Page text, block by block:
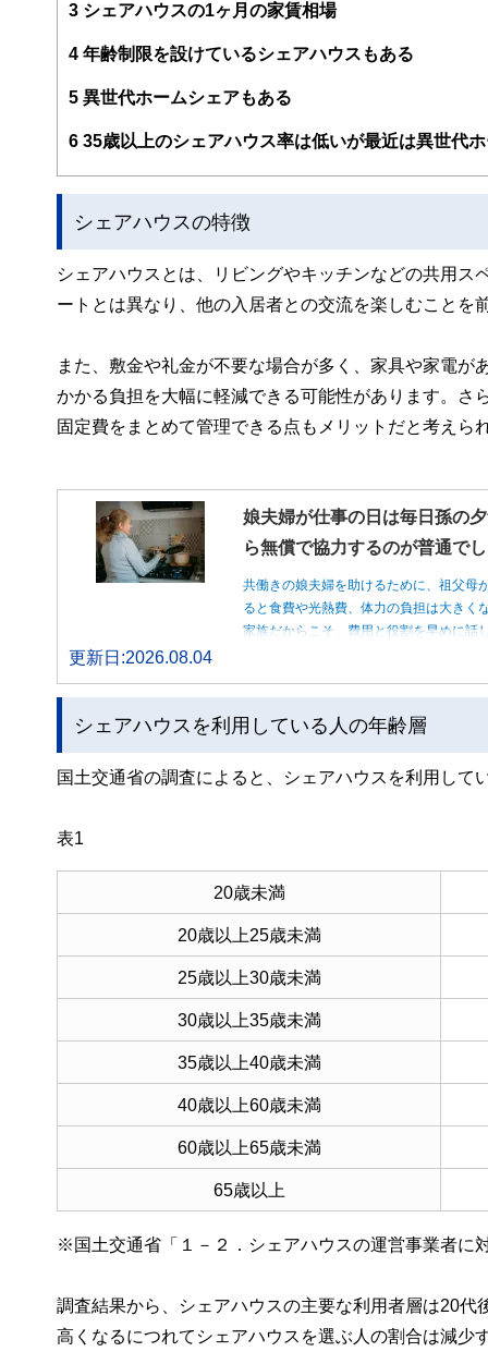
と、読み応えのあるコンテンツと確かな情報発信を実現し
私たちは、快適でより良い生活のアイデアを提供するお
3 シェアハウスの1ヶ月の家賃相場
4 年齢制限を設けているシェアハウスもある
5 異世代ホームシェアもある
6 35歳以上のシェアハウス率は低いが最近は異世代
シェアハウスの特徴
シェアハウスとは、リビングやキッチンなどの共用
ートとは異なり、他の入居者との交流を楽しむこと
また、敷金や礼金が不要な場合が多く、家具や家電
かかる負担を大幅に軽減できる可能性があります。さ
固定費をまとめて管理できる点もメリットだと考えら
娘夫婦が仕事の日は毎日孫の
ら無償で協力するのが普通で
共働きの娘夫婦を助けるために、祖父母
ると食費や光熱費、体力の負担は大き
家族だからこそ、費用と役割を早めに話
更新日:2026.08.04
シェアハウスを利用している人の年齢層
国土交通省の調査によると、シェアハウスを利用して
表1
20歳未満
20歳以上25歳未満
25歳以上30歳未満
30歳以上35歳未満
35歳以上40歳未満
40歳以上60歳未満
60歳以上65歳未満
65歳以上
※国土交通省「１－２．シェアハウスの運営事業者に
調査結果から、シェアハウスの主要な利用者層は20
高くなるにつれてシェアハウスを選ぶ人の割合は減少